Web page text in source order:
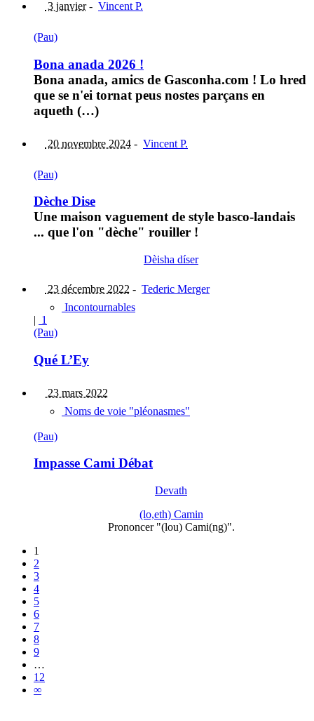
3 janvier- Vincent P.
(Pau)
Bona anada 2026 !
Bona anada, amics de Gasconha.com ! Lo hred
que se n'ei tornat peus nostes parçans en
aqueth (…)
20 novembre 2024 - Vincent P.
(Pau)
Dèche Dise
Une maison vaguement de style basco-landais
... que l'on "dèche" rouiller !
Dèisha díser
23 décembre 2022 - Tederic Merger
Incontournables
| 1
(Pau)
Qué L’Ey
23 mars 2022
Noms de voie "pléonasmes"
(Pau)
Impasse Cami Débat
Devath
(lo,eth) Camin
Prononcer "(lou) Cami(ng)".
1
2
3
4
5
6
7
8
9
…
12
∞